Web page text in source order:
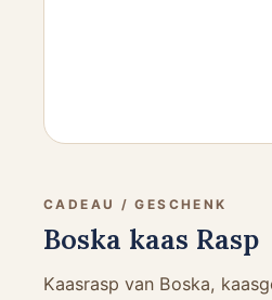
CADEAU / GESCHENK
Boska kaas Rasp
Kaasrasp van Boska,